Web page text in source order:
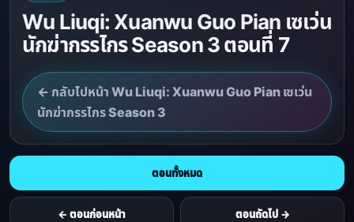
Wu Liuqi: Xuanwu Guo Pian เซเว่น
นักฆ่ากรรไกร Season 3 ตอนที่ 7
← กลับไปหน้า Wu Liuqi: Xuanwu Guo Pian เซเว่น
นักฆ่ากรรไกร Season 3
← ตอนก่อนหน้า
ตอนทั้งหมด
ตอนถัดไป →